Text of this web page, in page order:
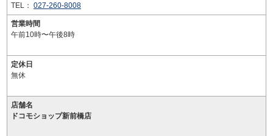
TEL： 027-260-8008
営業時間
午前10時〜午後8時
定休日
無休
店舗名
ドコモショップ新前橋店